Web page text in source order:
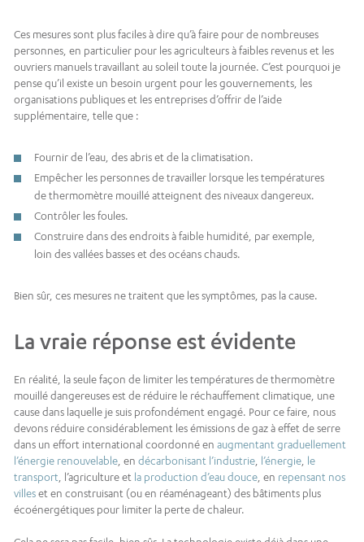
Ces mesures sont plus faciles à dire qu’à faire pour de nombreuses
personnes, en particulier pour les agriculteurs à faibles revenus et les
ouvriers manuels travaillant au soleil toute la journée. C’est pourquoi je
pense qu’il existe un besoin urgent pour les gouvernements, les
organisations publiques et les entreprises d’offrir de l’aide
supplémentaire, telle que :
Fournir de l’eau, des abris et de la climatisation.
Empêcher les personnes de travailler lorsque les températures
de thermomètre mouillé atteignent des niveaux dangereux.
Contrôler les foules.
Construire dans des endroits à faible humidité, par exemple,
loin des vallées basses et des océans chauds.
Bien sûr, ces mesures ne traitent que les symptômes, pas la cause.
La vraie réponse est évidente
En réalité, la seule façon de limiter les températures de thermomètre
mouillé dangereuses est de réduire le réchauffement climatique, une
cause dans laquelle je suis profondément engagé. Pour ce faire, nous
devons réduire considérablement les émissions de gaz à effet de serre
dans un effort international coordonné en augmentant graduellement
l’énergie renouvelable , en décarbonisant l’industrie l’énergie le
transport , l’agriculture et la production d’eau douce , en repensant nos
villeset en construisant (ou en réaménageant) des bâtiments plus
écoénergétiques pour limiter la perte de chaleur.